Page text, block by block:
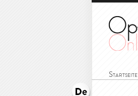
Startseite